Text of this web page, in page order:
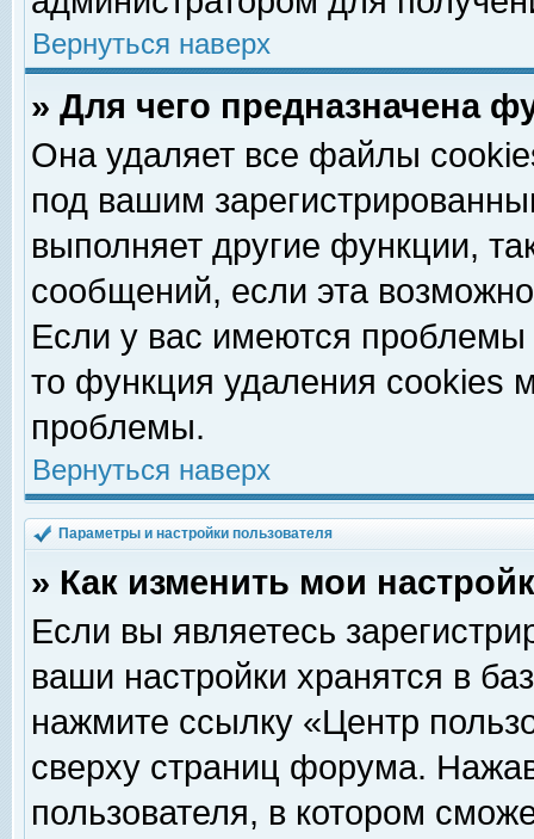
Вернуться наверх
» Для чего предназначена
Она удаляет все файлы
под вашим
выполняет другие функции,
сообщений, если эта
Если у вас имеются
то функция удаления cookies
проблемы.
Вернуться наверх
Параметры и настройки пользователя
» Как изменить мои
Если вы являетесь
ваши настройки хранятся в
нажмите ссылку «Центр
сверху страниц форума.
пользователя, в котором